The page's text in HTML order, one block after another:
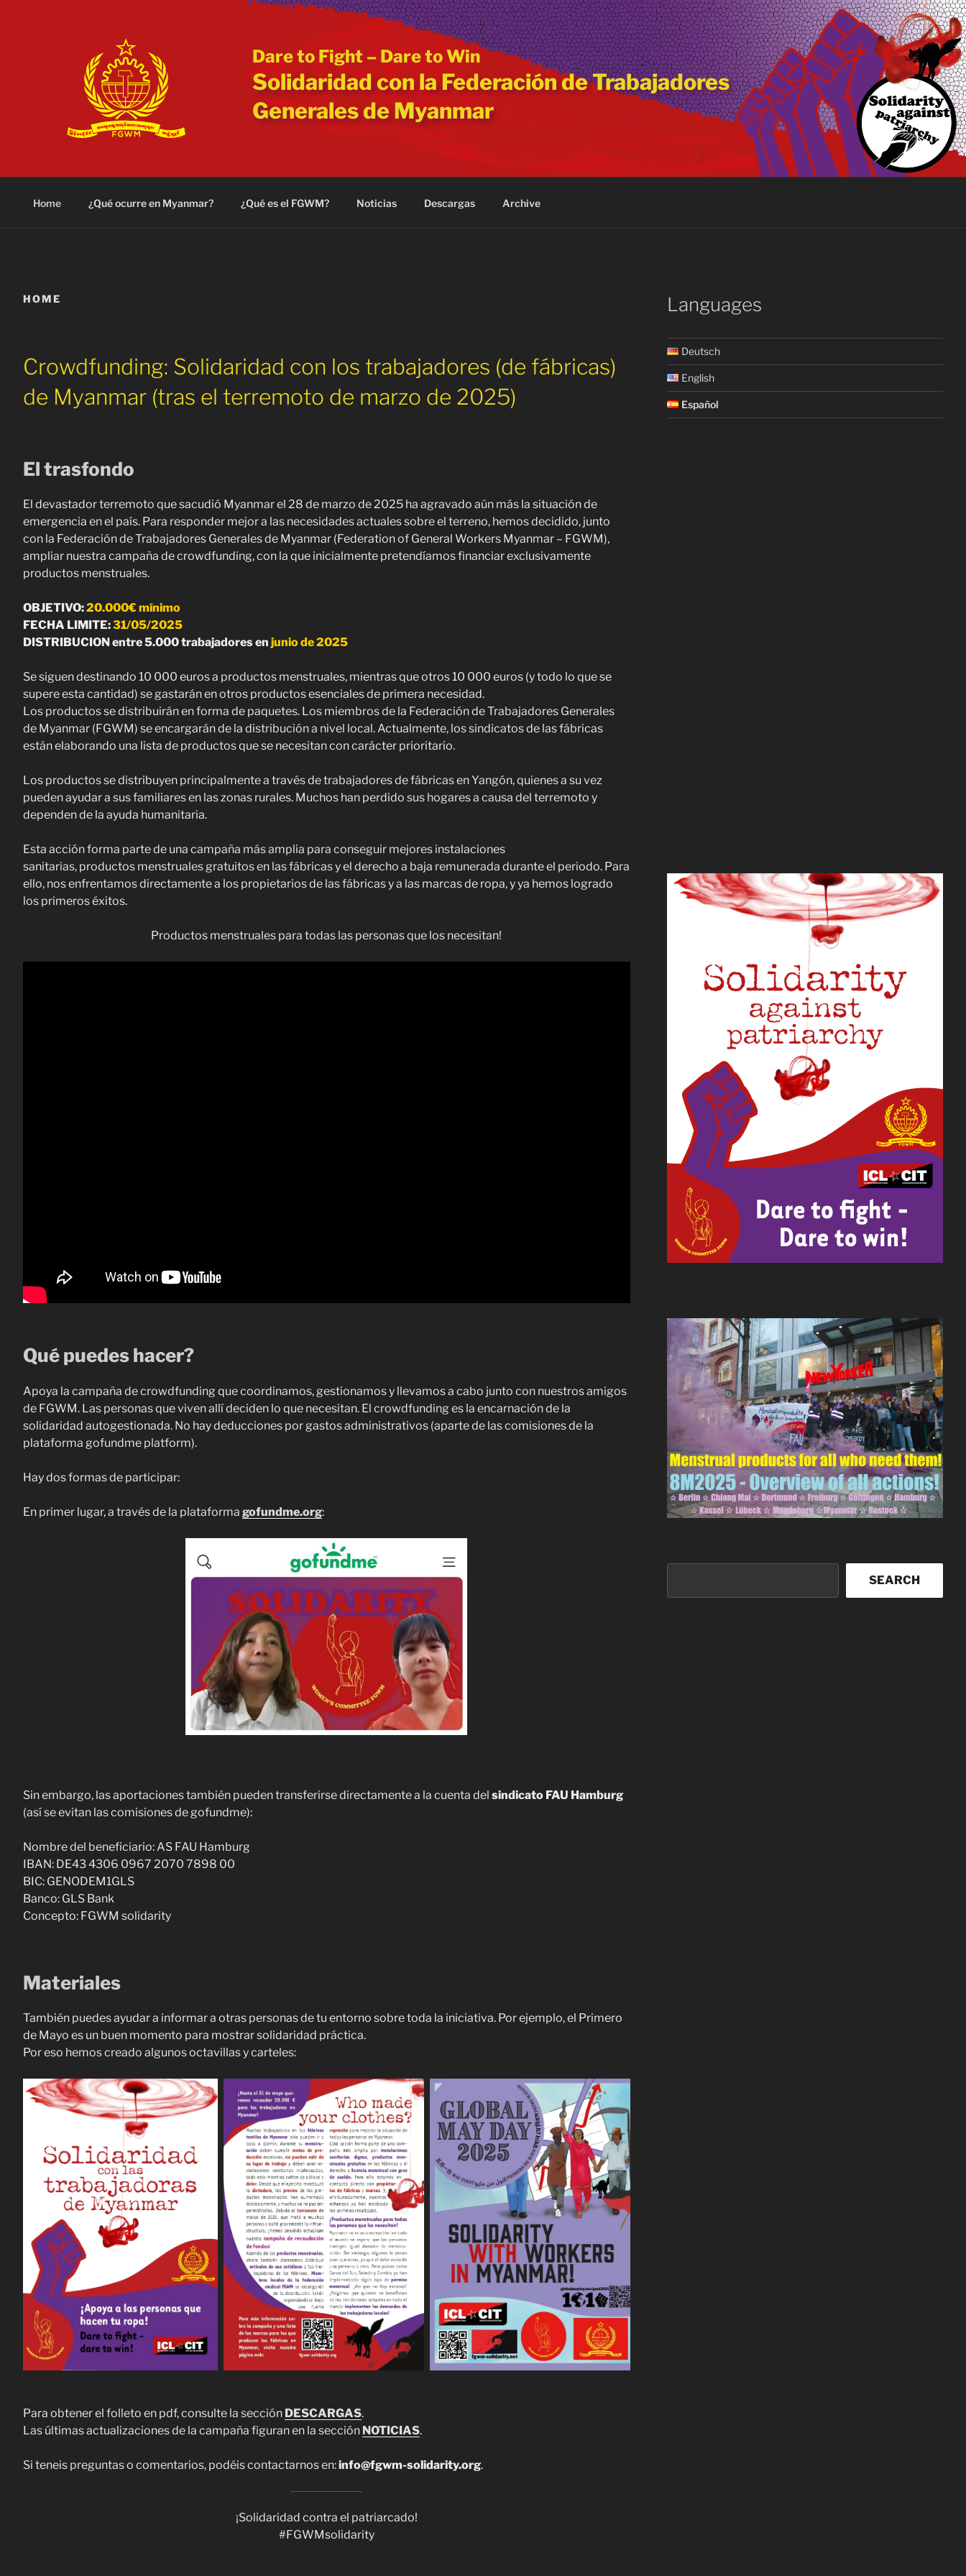
Dare to Fight – Dare to Win
Solidaridad con la Federación de Trabajadores
Generales de Myanmar
Home ¿Qué ocurre en Myanmar? ¿Qué es el FGWM? Noticias Descargas Archive
HOME
Crowdfunding: Solidaridad con los trabajadores (de fábricas)
de Myanmar (tras el terremoto de marzo de 2025)
El trasfondo
El devastador terremoto que sacudió Myanmar el 28 de marzo de 2025 ha agravado aún más la situación de
emergencia en el país. Para responder mejor a las necesidades actuales sobre el terreno, hemos decidido, junto
con la Federación de Trabajadores Generales de Myanmar (Federation of General Workers Myanmar – FGWM),
ampliar nuestra campaña de crowdfunding, con la que inicialmente pretendíamos financiar exclusivamente
productos menstruales.
OBJETIVO:20.000€ mínimo
FECHA LIMITE:31/05/2025
DISTRIBUCION entre 5.000 trabajadores en junio de 2025
Se siguen destinando 10 000 euros a productos menstruales, mientras que otros 10 000 euros (y todo lo que se
supere esta cantidad) se gastarán en otros productos esenciales de primera necesidad.
Los productos se distribuirán en forma de paquetes. Los miembros de la Federación de Trabajadores Generales
de Myanmar (FGWM) se encargarán de la distribución a nivel local. Actualmente, los sindicatos de las fábricas
están elaborando una lista de productos que se necesitan con carácter prioritario.
Los productos se distribuyen principalmente a través de trabajadores de fábricas en Yangón, quienes a su vez
pueden ayudar a sus familiares en las zonas rurales. Muchos han perdido sus hogares a causa del terremoto y
dependen de la ayuda humanitaria.
Esta acción forma parte de una campaña más amplia para conseguir mejores instalaciones
sanitarias, productos menstruales gratuitos en las fábricas y el derecho a baja remunerada durante el periodo. Para
ello, nos enfrentamos directamente a los propietarios de las fábricas y a las marcas de ropa, y ya hemos logrado
los primeros éxitos.
Productos menstruales para todas las personas que los necesitan!
Qué puedes hacer?
Apoya la campaña de crowdfunding que coordinamos, gestionamos y llevamos a cabo junto con nuestros amigos
de FGWM. Las personas que viven allí deciden lo que necesitan. El crowdfunding es la encarnación de la
solidaridad autogestionada. No hay deducciones por gastos administrativos (aparte de las comisiones de la
plataforma gofundme platform).
Hay dos formas de participar:
En primer lugar, a través de la plataforma gofundme.org:
Sin embargo, las aportaciones también pueden transferirse directamente a la cuenta del sindicato FAU Hamburg
(así se evitan las comisiones de gofundme):
Nombre del beneficiario: AS FAU Hamburg
IBAN: DE43 4306 0967 2070 7898 00
BIC: GENODEM1GLS
Banco: GLS Bank
Concepto: FGWM solidarity
Materiales
También puedes ayudar a informar a otras personas de tu entorno sobre toda la iniciativa. Por ejemplo, el Primero
de Mayo es un buen momento para mostrar solidaridad práctica.
Por eso hemos creado algunos octavillas y carteles:
Para obtener el folleto en pdf, consulte la sección DESCARGAS.
Las últimas actualizaciones de la campaña figuran en la sección NOTICIAS.
Si teneis preguntas o comentarios, podéis contactarnos en:info@fgwm-solidarity.org.
¡Solidaridad contra el patriarcado!
#FGWMsolidarity
Languages
Deutsch
English
Español
SEARCH